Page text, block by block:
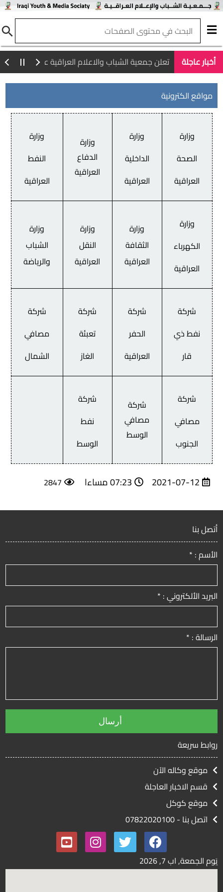
أخبار عاجلة تعلن جمعية الشباب والاعلام العراقية عن فتح باب
مواقع الكترونية
وزارة
الصحة
العراقية
وزارة
الداخلية
العراقية
وزارة
الدفاع
العراقية
وزارة
النفط
العراقية
وزارة
الكهرباء
العراقية
وزارة
الثقافة
العراقية
وزارة
النقل
العراقية
وزارة
الشباب
والرياضة
شركة
نفط ذي
قار
شركة
الحفر
العراقية
شركة
تعبئة
الغاز
شركة
مصافي
الشمال
شركة
مصافي
الجنوب
شركة
مصافي
الوسط
شركة
نفط
الوسط
2021-07-12 07:23 مساءا 2847
أتصل بنا
الأسم : *
البريد الألكتروني : *
الرسالة : *
روابط سريعة
موقع وكاله الآن
قسم الاخبار العاجلة
موقع كوكل
اتصل بنا - 07822020100
يَوم الجمعة, اب